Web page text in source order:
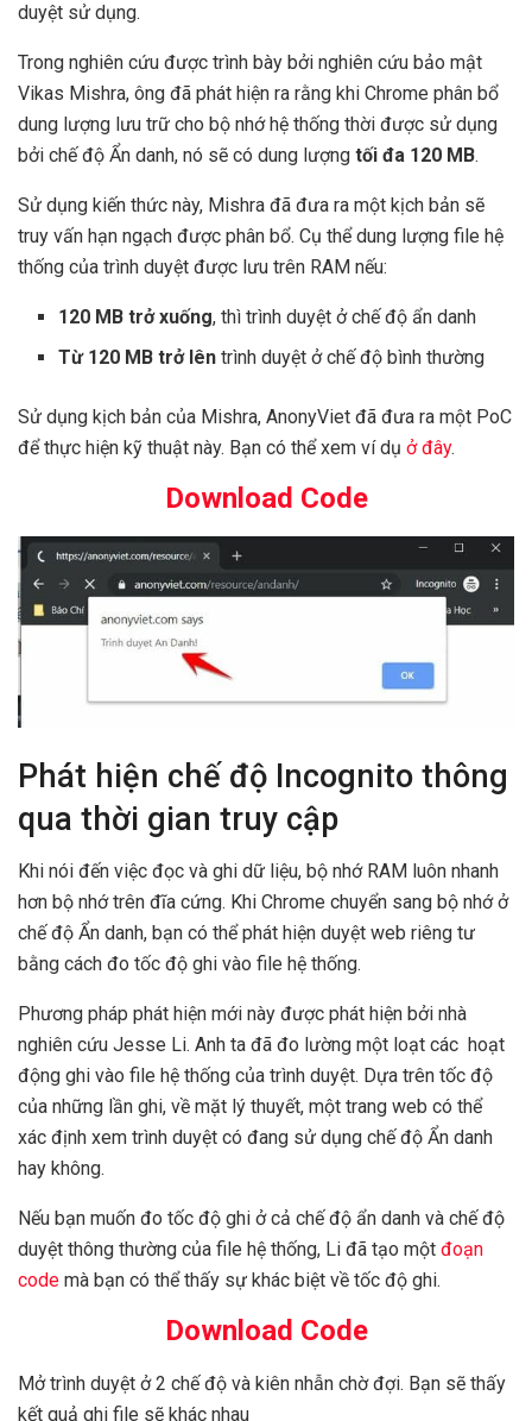
duyệt sử dụng.
Trong nghiên cứu được trình bày bởi nghiên cứu bảo mật
Vikas Mishra, ông đã phát hiện ra rằng khi Chrome phân bổ
dung lượng lưu trữ cho bộ nhớ hệ thống thời được sử dụng
bởi chế độ Ẩn danh, nó sẽ có dung lượng tối đa 120 MB.
Sử dụng kiến ​​thức này, Mishra đã đưa ra một kịch bản sẽ
truy vấn hạn ngạch được phân bổ. Cụ thể dung lượng file hệ
thống của trình duyệt được lưu trên RAM nếu:
120 MB trở xuống, thì trình duyệt ở chế độ ẩn danh
Từ 120 MB trở lên trình duyệt ở chế độ bình thường
Sử dụng kịch bản của Mishra, AnonyViet đã đưa ra một PoC
để thực hiện kỹ thuật này. Bạn có thể xem ví dụ ở đây.
Download Code
Phát hiện chế độ Incognito thông
qua thời gian truy cập
Khi nói đến việc đọc và ghi dữ liệu, bộ nhớ RAM luôn nhanh
hơn bộ nhớ trên đĩa cứng. Khi Chrome chuyển sang bộ nhớ ở
chế độ Ẩn danh, bạn có thể phát hiện duyệt web riêng tư
bằng cách đo tốc độ ghi vào file hệ thống.
Phương pháp phát hiện mới này được phát hiện bởi nhà
nghiên cứu Jesse Li. Anh ta đã đo lường một loạt các hoạt
động ghi vào file hệ thống của trình duyệt. Dựa trên tốc độ
của những lần ghi, về mặt lý thuyết, một trang web có thể
xác định xem trình duyệt có đang sử dụng chế độ Ẩn danh
hay không.
Nếu bạn muốn đo tốc độ ghi ở cả chế độ ẩn danh và chế độ
duyệt thông thường của file hệ thống, Li đã tạo một đoạn
code mà bạn có thể thấy sự khác biệt về tốc độ ghi.
Download Code
Mở trình duyệt ở 2 chế độ và kiên nhẫn chờ đợi. Bạn sẽ thấy
kết quả ghi file sẽ khác nhau